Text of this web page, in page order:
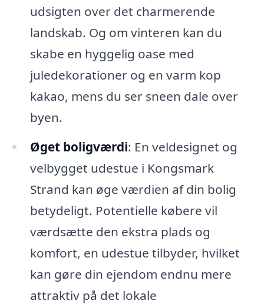
udsigten over det charmerende
landskab. Og om vinteren kan du
skabe en hyggelig oase med
juledekorationer og en varm kop
kakao, mens du ser sneen dale over
byen.
Øget boligværdi: En veldesignet og
velbygget udestue i Kongsmark
Strand kan øge værdien af din bolig
betydeligt. Potentielle købere vil
værdsætte den ekstra plads og
komfort, en udestue tilbyder, hvilket
kan gøre din ejendom endnu mere
attraktiv på det lokale